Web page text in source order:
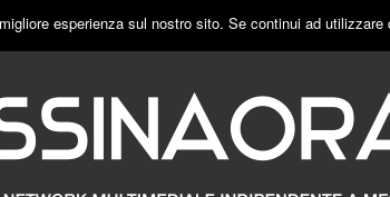
esperienza sul nostro sito. Se continui ad